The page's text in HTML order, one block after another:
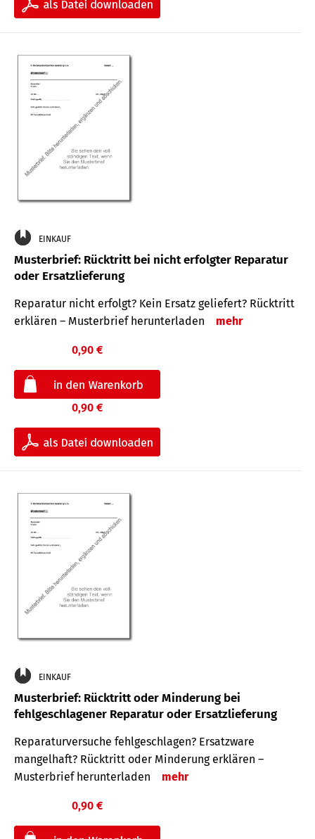
EINKAUF
Musterbrief: Rücktritt bei nicht erfolgter Reparatur
oder Ersatzlieferung
Reparatur nicht erfolgt? Kein Ersatz geliefert? Rücktritt
erklären – Musterbrief herunterladen
mehr
0,90 €
0,90 €
EINKAUF
Musterbrief: Rücktritt oder Minderung bei
fehlgeschlagener Reparatur oder Ersatzlieferung
Reparaturversuche fehlgeschlagen? Ersatzware
mangelhaft? Rücktritt oder Minderung erklären –
Musterbrief herunterladen
mehr
0,90 €